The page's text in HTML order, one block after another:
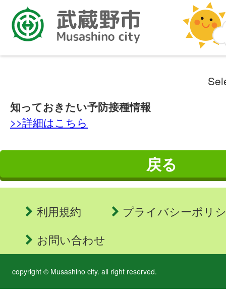
知っておきたい予防接種情報
>>詳細はこちら
戻る
利用規約
プライバシーポリ
お問い合わせ
copyright © Musashino city. all right reserved.